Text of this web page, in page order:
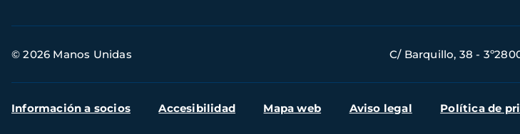
de
© 2026 Manos Unidas C/ Barquillo, 38 -
Menú
Información a socios Accesibilidad Mapa web Aviso legal Política de